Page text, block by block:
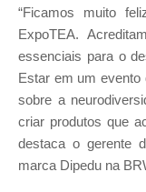
“Ficamos muito
ExpoTEA.
essenciais para o
Estar em um evento
sobre a
criar produtos que
destaca o gerente
marca Dipedu na